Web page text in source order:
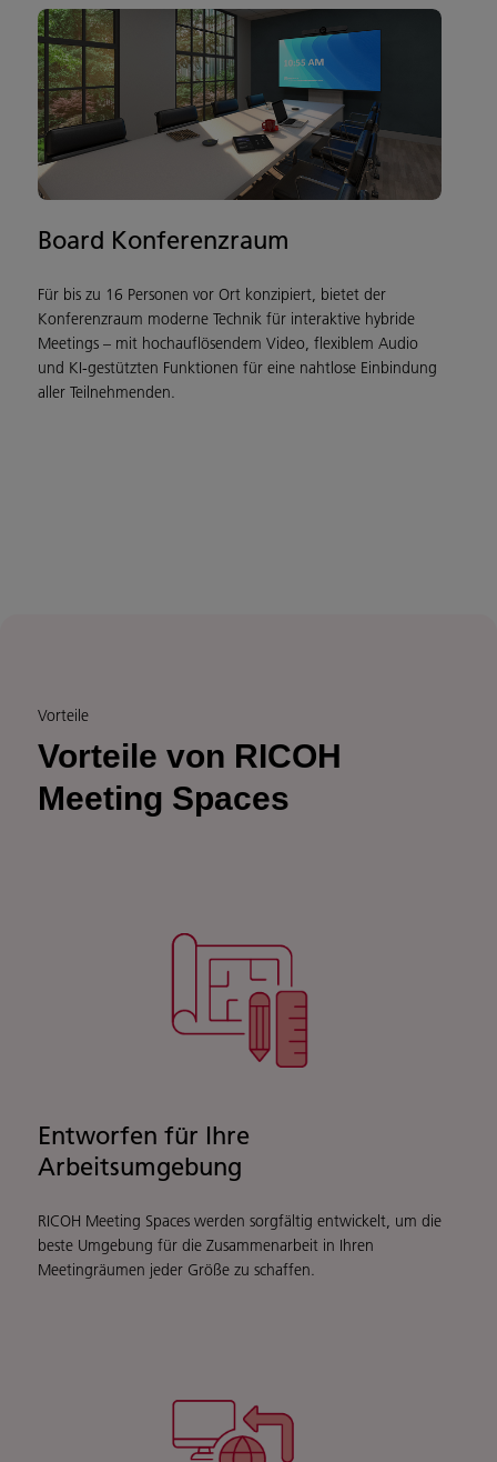
Board Konferenzraum
Für bis zu 16 Personen vor Ort konzipiert, bietet der
Konferenzraum moderne Technik für interaktive hybride
Meetings – mit hochauflösendem Video, flexiblem Audio
und KI-gestützten Funktionen für eine nahtlose Einbindung
aller Teilnehmenden.
Vorteile
Vorteile von RICOH
Meeting Spaces
Entworfen für Ihre
Arbeitsumgebung
RICOH Meeting Spaces werden sorgfältig entwickelt, um die
beste Umgebung für die Zusammenarbeit in Ihren
Meetingräumen jeder Größe zu schaffen.